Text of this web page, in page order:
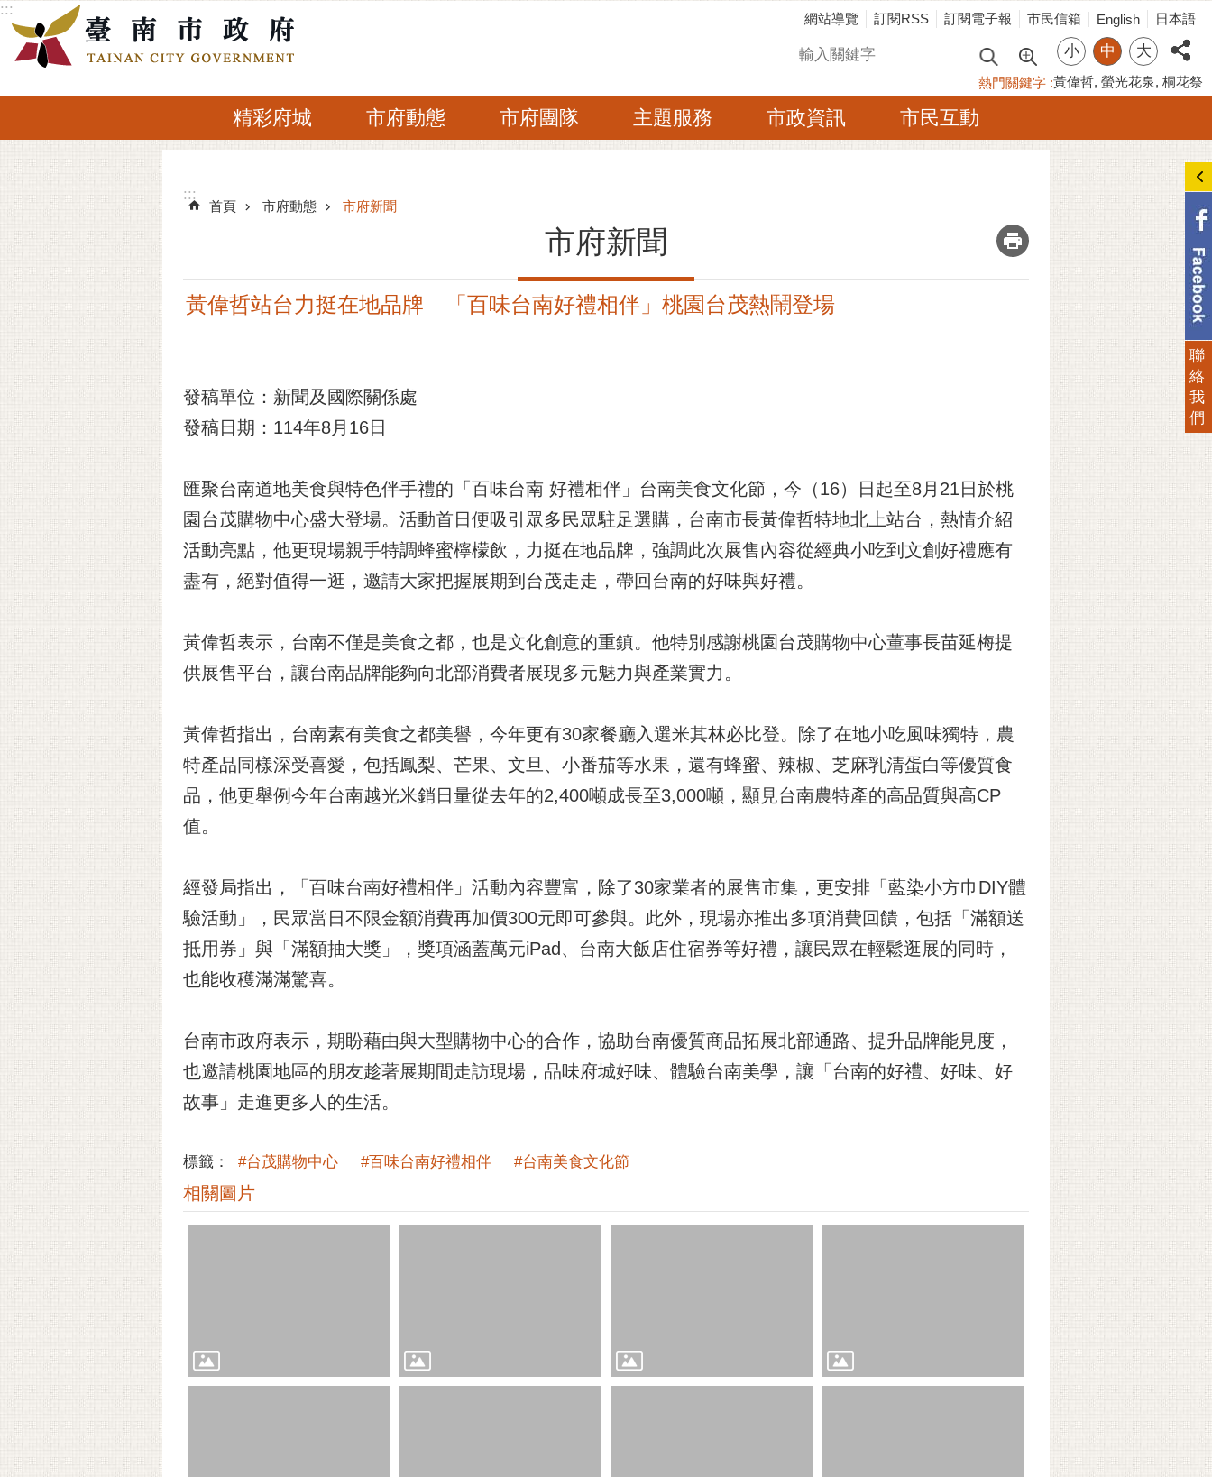
跳到主要內容區塊
:::
網站導覽 訂閱RSS 訂閱電子報 市民信箱 English 日本語
搜尋 小 中 大
熱門關鍵字 黃偉哲 螢光花泉 桐花祭
精彩府城 市府動態 市府團隊 主題服務 市政資訊 市民互動
:::
:::
首頁 市府動態 市府新聞
市府新聞 _
黃偉哲站台力挺在地品牌 「百味台南好禮相伴」桃園台茂熱鬧登場
發稿單位：新聞及國際關係處
發稿日期：114年8月16日
匯聚台南道地美食與特色伴手禮的「百味台南 好禮相伴」台南美食文化節，今（16）日起至8月21日於桃
園台茂購物中心盛大登場。活動首日便吸引眾多民眾駐足選購，台南市長黃偉哲特地北上站台，熱情介紹
活動亮點，他更現場親手特調蜂蜜檸檬飲，力挺在地品牌，強調此次展售內容從經典小吃到文創好禮應有
盡有，絕對值得一逛，邀請大家把握展期到台茂走走，帶回台南的好味與好禮。
黃偉哲表示，台南不僅是美食之都，也是文化創意的重鎮。他特別感謝桃園台茂購物中心董事長苗延梅提
供展售平台，讓台南品牌能夠向北部消費者展現多元魅力與產業實力。
黃偉哲指出，台南素有美食之都美譽，今年更有30家餐廳入選米其林必比登。除了在地小吃風味獨特，農
特產品同樣深受喜愛，包括鳳梨、芒果、文旦、小番茄等水果，還有蜂蜜、辣椒、芝麻乳清蛋白等優質食
品，他更舉例今年台南越光米銷日量從去年的2,400噸成長至3,000噸，顯見台南農特產的高品質與高CP
值。
經發局指出，「百味台南好禮相伴」活動內容豐富，除了30家業者的展售市集，更安排「藍染小方巾DIY體
驗活動」，民眾當日不限金額消費再加價300元即可參與。此外，現場亦推出多項消費回饋，包括「滿額送
抵用券」與「滿額抽大獎」，獎項涵蓋萬元iPad、台南大飯店住宿券等好禮，讓民眾在輕鬆逛展的同時，
也能收穫滿滿驚喜。
台南市政府表示，期盼藉由與大型購物中心的合作，協助台南優質商品拓展北部通路、提升品牌能見度，
也邀請桃園地區的朋友趁著展期間走訪現場，品味府城好味、體驗台南美學，讓「台南的好禮、好味、好
故事」走進更多人的生活。
標籤： #台茂購物中心 #百味台南好禮相伴 #台南美食文化節
相關圖片
聯
絡
我
們